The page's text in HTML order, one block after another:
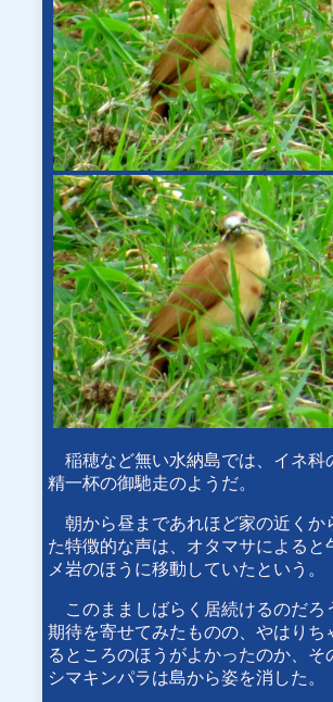
稲穂など無い水納島では、イネ科
精一杯の御馳走のようだ。
朝から昼まであれほど家の近くか
た特徴的な声は、オタマサによると
メ岩のほうに移動していたという。
このまましばらく居続けるのだろ
期待を寄せてみたものの、やはりち
るところのほうがよかったのか、そ
シマキンパラは島から姿を消した。